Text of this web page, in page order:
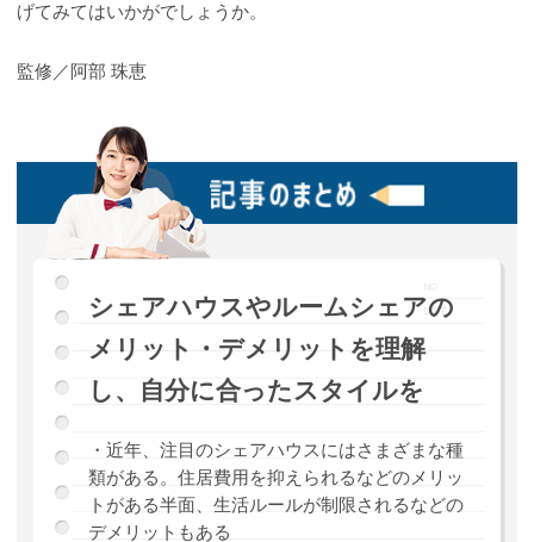
げてみてはいかがでしょうか。
監修／阿部 珠恵
シェアハウスやルームシェアの
メリット・デメリットを理解
し、自分に合ったスタイルを
・近年、注目のシェアハウスにはさまざまな種
類がある。住居費用を抑えられるなどのメリッ
トがある半面、生活ルールが制限されるなどの
デメリットもある